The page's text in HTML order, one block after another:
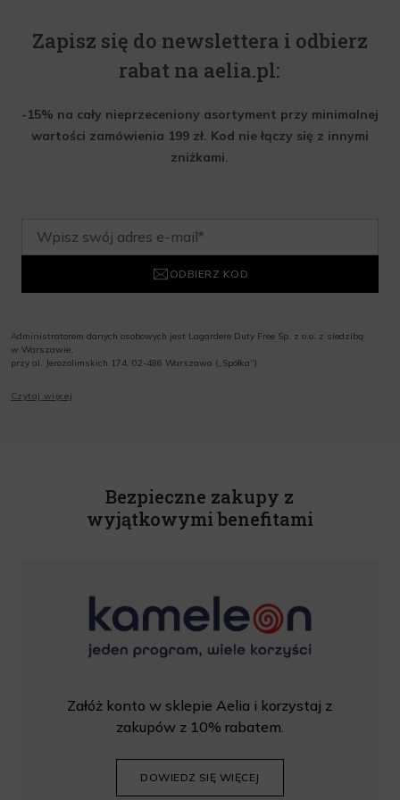
Zapisz się do newslettera i odbierz
rabat na aelia.pl:
-15% na cały nieprzeceniony asortyment przy minimalnej
wartości zamówienia 199 zł. Kod nie łączy się z innymi
zniżkami.
ODBIERZ KOD
Administratorem danych osobowych jest Lagardere Duty Free Sp. z o.o. z siedzibą
w Warszawie,
przy al. Jerozolimskich 174, 02-486 Warszawa („Spółka”)
o.o. informacji handlowych, w tym newslettera, informacji o promocjach i
Czytaj więcej
Bezpieczne zakupy z
wyjątkowymi benefitami
Załóż konto w sklepie Aelia i korzystaj z
zakupów z 10% rabatem.
DOWIEDZ SIĘ WIĘCEJ